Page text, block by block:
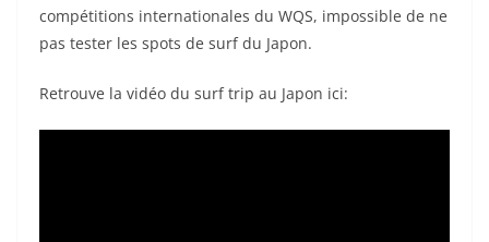
compétitions internationales du WQS, impossible de ne
pas tester les spots de surf du Japon.
Retrouve la vidéo du surf trip au Japon ici: